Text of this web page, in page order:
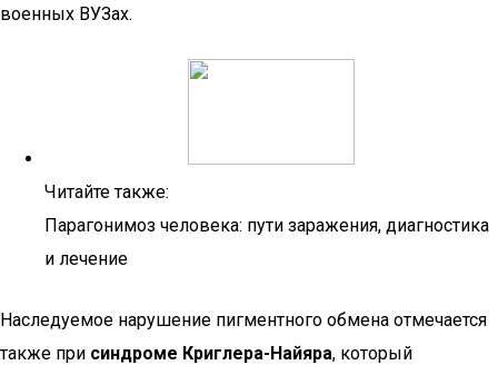
военных ВУЗах.
Читайте также:
Парагонимоз человека: пути заражения, диагностика
и лечение
Наследуемое нарушение пигментного обмена отмечается
также при синдроме Криглера-Найяра, который